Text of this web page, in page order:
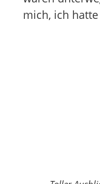
mich, ich